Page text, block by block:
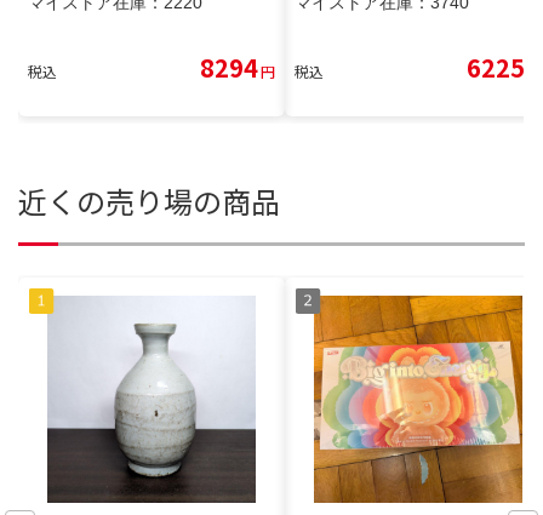
税込 8294円 税込 6225
近くの売り場の商品